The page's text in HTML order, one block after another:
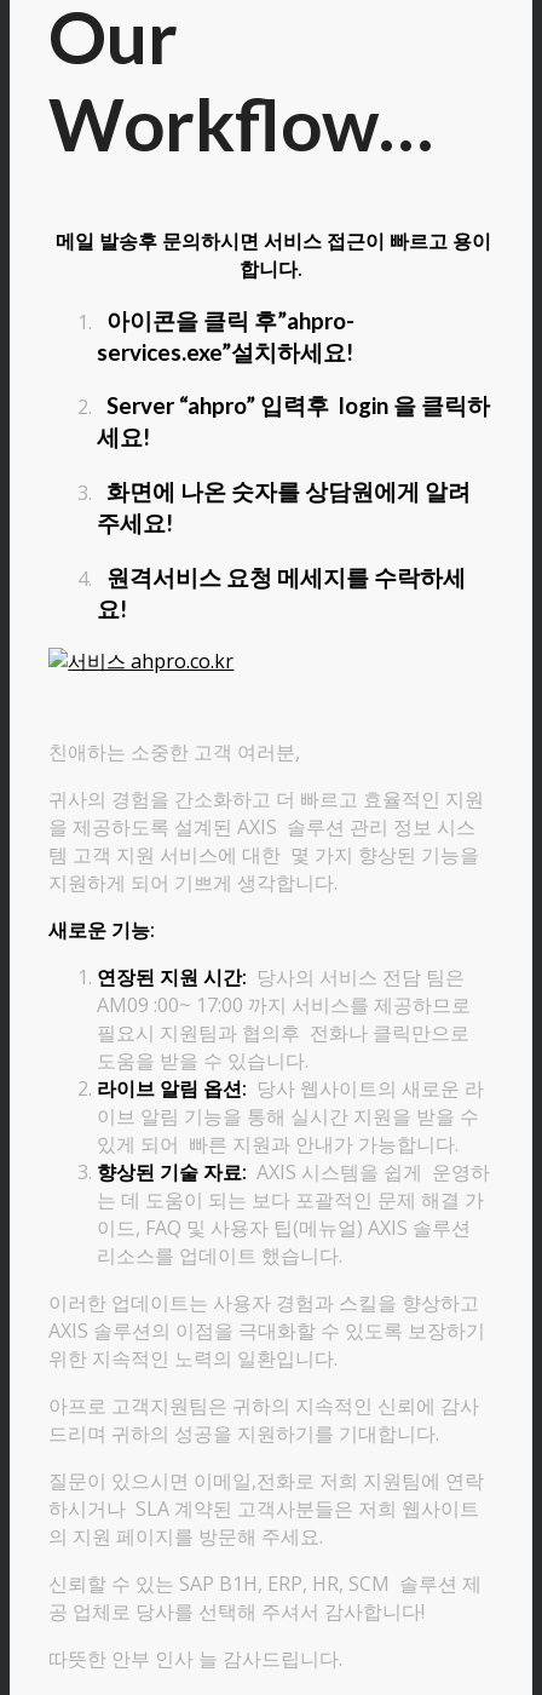
Our
Workflow…
메일 발송후 문의하시면 서비스 접근이 빠르고 용이
합니다.
아이콘을 클릭 후”ahpro-
services.exe”설치하세요!
Server “ahpro” 입력후 login 을 클릭하
세요!
화면에 나온 숫자를 상담원에게 알려
주세요!
원격서비스 요청 메세지를 수락하세
요!
친애하는 소중한 고객 여러분,
귀사의 경험을 간소화하고 더 빠르고 효율적인 지원
을 제공하도록 설계된 AXIS 솔루션 관리 정보 시스
템 고객 지원 서비스에 대한 몇 가지 향상된 기능을
지원하게 되어 기쁘게 생각합니다.
새로운 기능:
연장된 지원 시간: 당사의 서비스 전담 팀은
AM09 :00~ 17:00 까지 서비스를 제공하므로
필요시 지원팀과 협의후 전화나 클릭만으로
도움을 받을 수 있습니다.
라이브 알림 옵션: 당사 웹사이트의 새로운 라
이브 알림 기능을 통해 실시간 지원을 받을 수
있게 되어 빠른 지원과 안내가 가능합니다.
향상된 기술 자료: AXIS 시스템을 쉽게 운영하
는 데 도움이 되는 보다 포괄적인 문제 해결 가
이드, FAQ 및 사용자 팁(메뉴얼) AXIS 솔루션
리소스를 업데이트 했습니다.
이러한 업데이트는 사용자 경험과 스킬을 향상하고
AXIS 솔루션의 이점을 극대화할 수 있도록 보장하기
위한 지속적인 노력의 일환입니다.
아프로 고객지원팀은 귀하의 지속적인 신뢰에 감사
드리며 귀하의 성공을 지원하기를 기대합니다.
질문이 있으시면 이메일,전화로 저희 지원팀에 연락
하시거나 SLA 계약된 고객사분들은 저희 웹사이트
의 지원 페이지를 방문해 주세요.
신뢰할 수 있는 SAP B1H, ERP, HR, SCM 솔루션 제
공 업체로 당사를 선택해 주셔서 감사합니다!
따뜻한 안부 인사 늘 감사드립니다.